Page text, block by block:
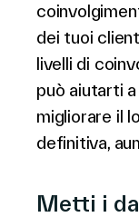
dei tuoi
livelli di
può aiutarti
migliorare il
definitiva,
Metti i